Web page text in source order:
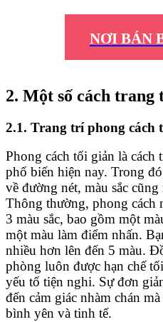
NƠI BÁN
2. Một số cách
2.1. Trang trí phong cách
Phong cách tối giản là
phổ biến hiện nay. Trong
về đường nét, màu sắc
Thông thường, phong cách
3 màu sắc, bao gồm một
một màu làm điểm nhấn.
nhiều hơn lên đến 5 màu.
phòng luôn được hạn chế
yếu tố tiện nghi. Sự đơn
đến cảm giác nhàm chán
bình yên và tinh tế.